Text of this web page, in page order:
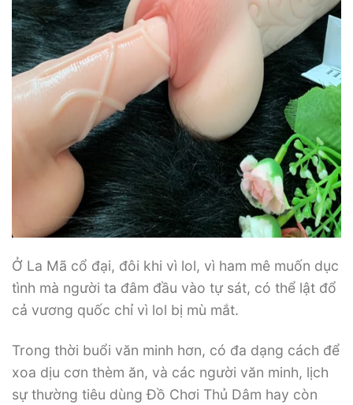
Ở La Mã cổ đại, đôi khi vì lol, vì ham mê muốn dục
tình mà người ta đâm đầu vào tự sát, có thể lật đổ
cả vương quốc chỉ vì lol bị mù mắt.
Trong thời buổi văn minh hơn, có đa dạng cách để
xoa dịu cơn thèm ăn, và các người văn minh, lịch
sự thường tiêu dùng Đồ Chơi Thủ Dâm hay còn